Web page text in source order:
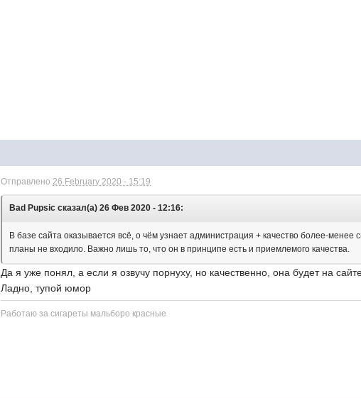
Отправлено26 February 2020 - 15:19
Bad Pupsic сказал(а) 26 Фев 2020 - 12:16:
В базе сайта оказывается всё, о чём узнает администрация + качество более-
планы не входило. Важно лишь то, что он в принципе есть и приемлемого качества.
Да я уже понял, а если я озвучу порнуху, но качественно, она будет на
Ладно, тупой юмор
Работаю за сигареты мальборо красные